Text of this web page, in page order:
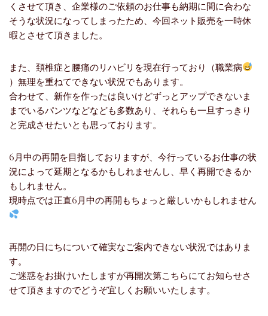
くさせて頂き、企業様のご依頼のお仕事も納期に間に合わな
そうな状況になってしまったため、今回ネット販売を一時休
暇とさせて頂きました。
また、頚椎症と腰痛のリハビリを現在行っており（職業病
）無理を重ねてできない状況でもあります。
合わせて、新作を作ったは良いけどずっとアップできないま
までいるパンツなどなども多数あり、それらも一旦すっきり
と完成させたいとも思っております。
6月中の再開を目指しておりますが、今行っているお仕事の状
況によって延期となるかもしれませんし、早く再開できるか
もしれません。
現時点では正直6月中の再開もちょっと厳しいかもしれません
再開の日にちについて確実なご案内できない状況ではありま
す。
ご迷惑をお掛けいたしますが再開次第こちらにてお知らせさ
せて頂きますのでどうぞ宜しくお願いいたします。